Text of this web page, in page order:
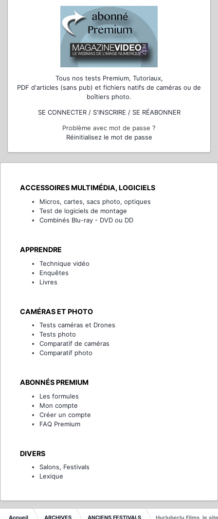
Tous nos tests Premium, Tutoriaux,
PDF d'articles (sans pub) et fichiers natifs de caméras ou de
boîtiers photo.
SE CONNECTER / S'INSCRIRE / SE RÉABONNER
Problème avec mot de passe ?
Réinitialisez le mot de passe
ACCESSOIRES MULTIMÉDIA, LOGICIELS
Micros, cartes, sacs photo, optiques
Test de logiciels de montage
Combinés Blu-ray - DVD ou DD
APPRENDRE
Technique vidéo
Enquêtes
Livres
CAMÉRAS ET PHOTO
Tests caméras et Drones
Tests photo
Comparatif de caméras
Comparatif photo
ABONNÉS PREMIUM
Les formules
Mon compte
Créer un compte
FAQ Premium
DIVERS
Salons, Festivals
Lexique